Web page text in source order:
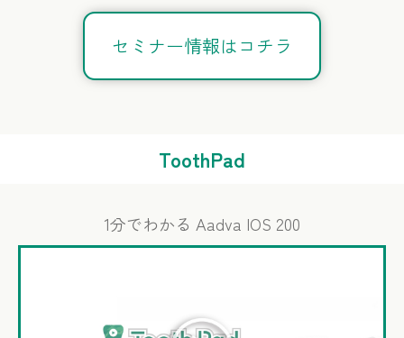
セミナー情報はコチラ
ToothPad
1分でわかる Aadva IOS 200